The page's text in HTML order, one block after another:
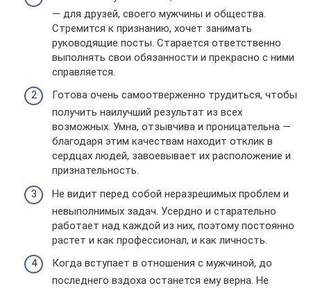
— для друзей, своего мужчины и общества.
Стремится к признанию, хочет занимать
руководящие посты. Старается ответственно
выполнять свои обязанности и прекрасно с ними
справляется.
Готова очень самоотверженно трудиться, чтобы
получить наилучший результат из всех
возможных. Умна, отзывчива и проницательна —
благодаря этим качествам находит отклик в
сердцах людей, завоевывает их расположение и
признательность.
Не видит перед собой неразрешимых проблем и
невыполнимых задач. Усердно и старательно
работает над каждой из них, поэтому постоянно
растет и как профессионал, и как личность.
Когда вступает в отношения с мужчиной, до
последнего вздоха останется ему верна. Не